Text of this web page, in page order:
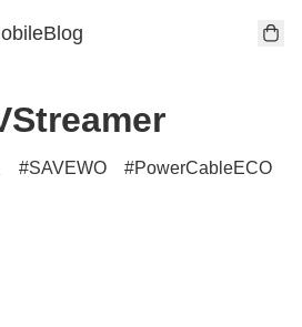
SAVEWO PowerCableECO